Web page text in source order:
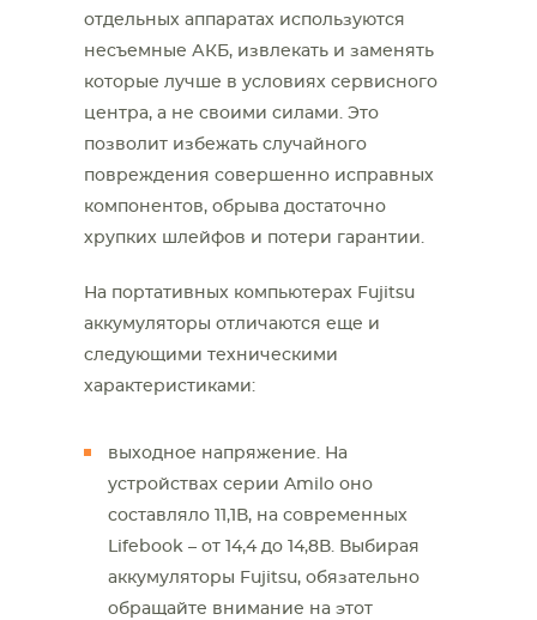
отдельных аппаратах используются
несъемные АКБ, извлекать и заменять
которые лучше в условиях сервисного
центра, а не своими силами. Это
позволит избежать случайного
повреждения совершенно исправных
компонентов, обрыва достаточно
хрупких шлейфов и потери гарантии.
На портативных компьютерах Fujitsu
аккумуляторы отличаются еще и
следующими техническими
характеристиками:
выходное напряжение. На
устройствах серии Amilo оно
составляло 11,1В, на современных
Lifebook – от 14,4 до 14,8В. Выбирая
аккумуляторы Fujitsu, обязательно
обращайте внимание на этот